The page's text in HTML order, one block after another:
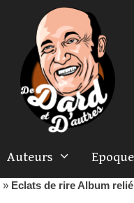
Auteurs
» Eclats de rire Album relié